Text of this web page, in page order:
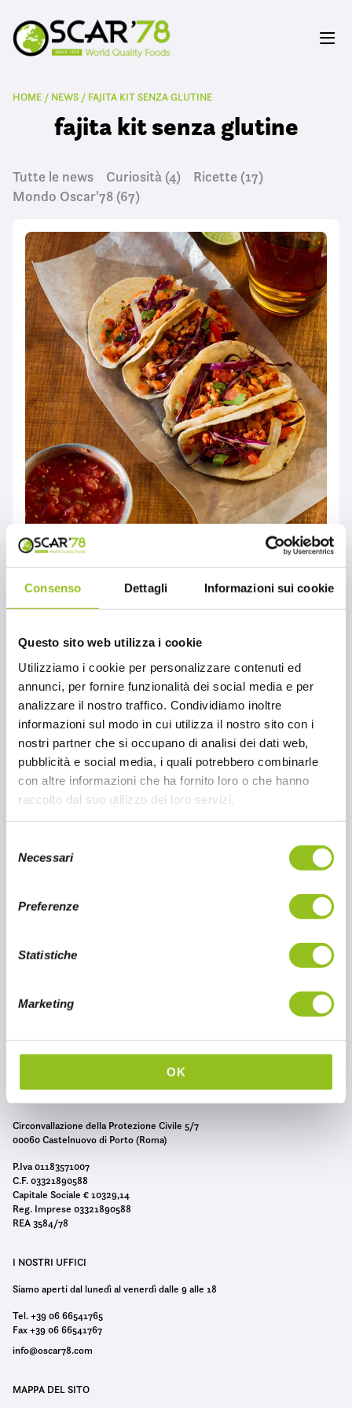
Consenso Dettagli Informazioni sui cookie
Questo sito web utilizza i cookie
Utilizziamo i cookie per personalizzare contenuti ed
annunci, per fornire funzionalità dei social media e per
analizzare il nostro traffico. Condividiamo inoltre
informazioni sul modo in cui utilizza il nostro sito con i
nostri partner che si occupano di analisi dei dati web,
pubblicità e social media, i quali potrebbero combinarle
con altre informazioni che ha fornito loro o che hanno
raccolto dal suo utilizzo dei loro servizi.
n
Necessari
Preferenze
Statistiche
Marketing
OK
HOME / NEWS / FAJITA KIT SENZA GLUTINE
fajita kit senza glutine
Tutte le news Curiosità (4) Ricette (17)
Mondo Oscar'78 (67)
Fajita Kit senza
glutine Old El Paso
Il Fajita Kit senza glutine Old El Paso,
distribuito da Oscar '78, è la soluzione
perfetta per chi ama la cucina messicana ma
ha la necessità di seguire una dieta senza
glutine. Questo kit è pensato per rendere
facile e veloce la preparazione delle classiche
fajitas, mantenendo intatto tutto il gusto e
l'autenticità dei sapori messicani.
Circonvallazione della Protezione Civile 5/7
00060 Castelnuovo di Porto (Roma)
P.Iva 01183571007
C.F. 03321890588
Capitale Sociale € 10329,14
Reg. Imprese 03321890588
REA 3584/78
I NOSTRI UFFICI
Siamo aperti dal lunedì al venerdì dalle 9 alle 18
Tel. +39 06 66541765
Fax +39 06 66541767
info@oscar78.com
MAPPA DEL SITO